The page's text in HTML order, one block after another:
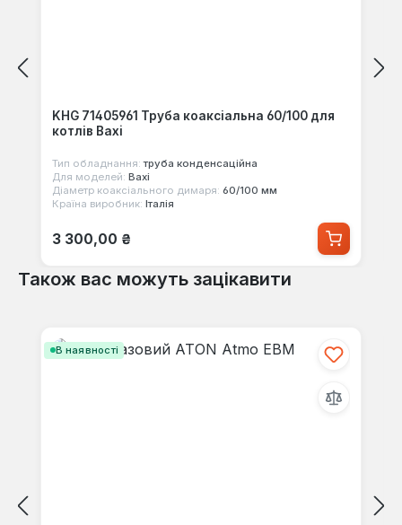
KHG 71405961 Труба коаксіальна 60/100 для
котлів Baxi
Тип обладнання: труба конденсаційна
Для моделей: Baxi
Діаметр коаксіального димаря: 60/100 мм
Країна виробник: Італія
Звичайна ціна:
3 300,00 ₴
Також вас можуть зацікавити
В наявності